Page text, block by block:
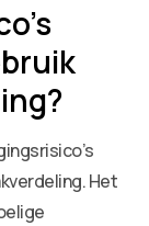
Het